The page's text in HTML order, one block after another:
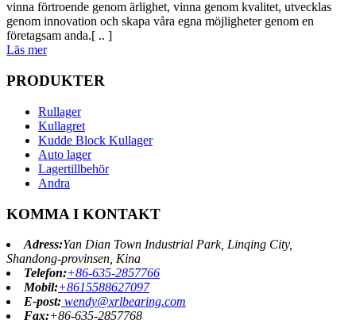
vinna förtroende genom ärlighet, vinna genom kvalitet, utvecklas
genom innovation och skapa våra egna möjligheter genom en
företagsam anda.[ .. ]
Läs mer
PRODUKTER
Rullager
Kullagret
Kudde Block Kullager
Auto lager
Lagertillbehör
Andra
KOMMA I KONTAKT
Adress:Yan Dian Town Industrial Park, Linqing City,
Shandong-provinsen, Kina
Telefon:+86-635-2857766
Mobil:+8615588627097
E-post: wendy@xrlbearing.com
Fax:+86-635-2857768